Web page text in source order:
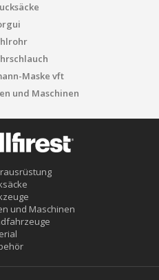
Maske vft
und Maschinen
und Maschinen